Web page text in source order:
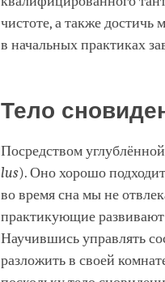
чистоте, а также достичь
в начальных практиках
Тело
Посредством
lus). Оно хорошо
во время сна мы не
практикующие развивают
Научившись управлять
разложить в своей